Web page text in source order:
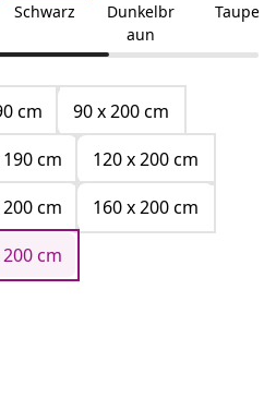
Schwarz
Dunkelbr
aun
Taupe
cm
90 x 200 cm
cm
120 x 200 cm
cm
160 x 200 cm
cm